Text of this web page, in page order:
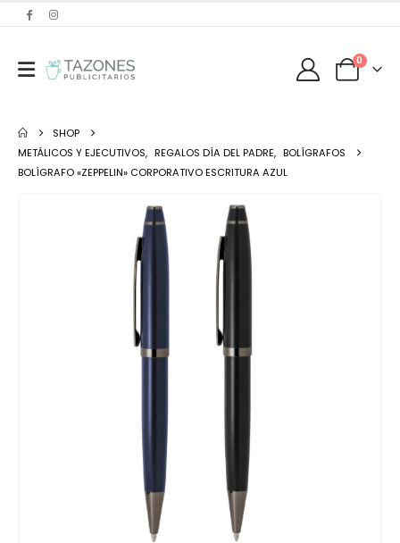
0
SHOP
METÁLICOS Y EJECUTIVOS, REGALOS DÍA DEL PADRE, BOLÍGRAFOS
BOLÍGRAFO «ZEPPELIN» CORPORATIVO ESCRITURA AZUL